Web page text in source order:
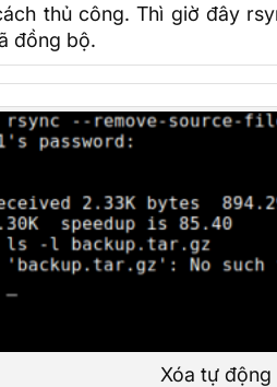
thủ công. Thì giờ đây
đồng bộ.
Xóa tự